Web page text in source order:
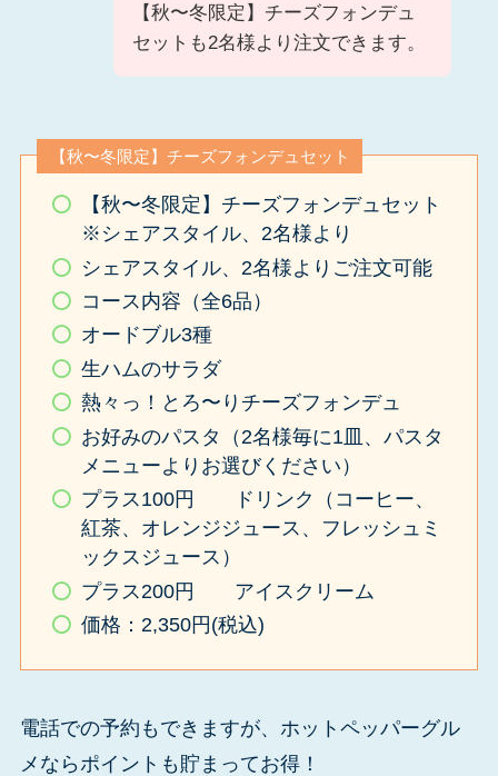
【秋〜冬限定】チーズフォンデュ
セットも2名様より注文できます。
【秋〜冬限定】チーズフォンデュセット
【秋〜冬限定】チーズフォンデュセット
※シェアスタイル、2名様より
シェアスタイル、2名様よりご注文可能
コース内容（全6品）
オードブル3種
生ハムのサラダ
熱々っ！とろ〜りチーズフォンデュ
お好みのパスタ（2名様毎に1皿、パスタ
メニューよりお選びください）
プラス100円 ドリンク（コーヒー、
紅茶、オレンジジュース、フレッシュミ
ックスジュース）
プラス200円 アイスクリーム
価格：2,350円(税込)
電話での予約もできますが、ホットペッパーグル
メならポイントも貯まってお得！